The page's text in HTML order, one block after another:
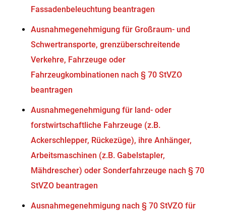
Fassadenbeleuchtung beantragen
Ausnahmegenehmigung für Großraum- und
Schwertransporte, grenzüberschreitende
Verkehre, Fahrzeuge oder
Fahrzeugkombinationen nach § 70 StVZO
beantragen
Ausnahmegenehmigung für land- oder
forstwirtschaftliche Fahrzeuge (z.B.
Ackerschlepper, Rückezüge), ihre Anhänger,
Arbeitsmaschinen (z.B. Gabelstapler,
Mähdrescher) oder Sonderfahrzeuge nach § 70
StVZO beantragen
Ausnahmegenehmigung nach § 70 StVZO für